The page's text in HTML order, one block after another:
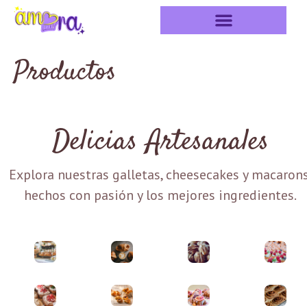
Productos
Delicias Artesanales
Explora nuestras galletas, cheesecakes y
hechos con pasión y los mejores ingredientes.